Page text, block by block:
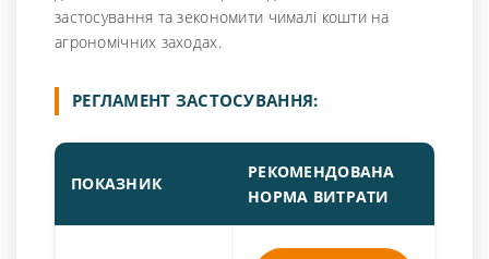
застосування та зекономити чималі кошти на
агрономічних заходах.
РЕГЛАМЕНТ ЗАСТОСУВАННЯ:
ПОКАЗНИК
РЕКОМЕНДОВАНА
НОРМА ВИТРАТИ